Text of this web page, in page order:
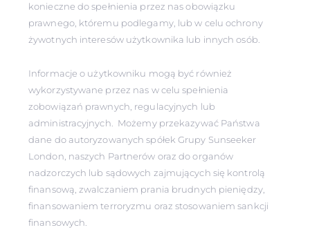
konieczne do spełnienia przez nas obowiązku
prawnego, któremu podlegamy, lub w celu ochrony
żywotnych interesów użytkownika lub innych osób.
Informacje o użytkowniku mogą być również
wykorzystywane przez nas w celu spełnienia
zobowiązań prawnych, regulacyjnych lub
administracyjnych. Możemy przekazywać Państwa
dane do autoryzowanych spółek Grupy Sunseeker
London, naszych Partnerów oraz do organów
nadzorczych lub sądowych zajmujących się kontrolą
finansową, zwalczaniem prania brudnych pieniędzy,
finansowaniem terroryzmu oraz stosowaniem sankcji
finansowych.